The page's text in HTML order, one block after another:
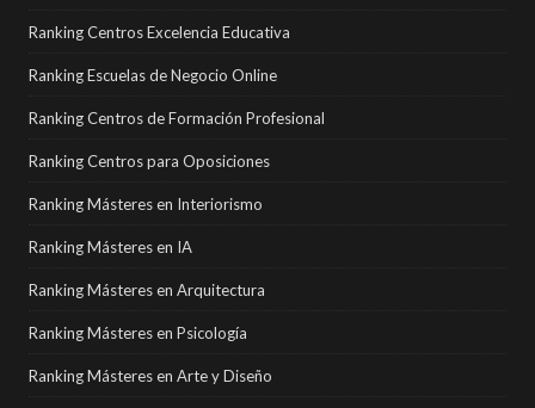
Ranking Centros Excelencia Educativa
Ranking Escuelas de Negocio Online
Ranking Centros de Formación Profesional
Ranking Centros para Oposiciones
Ranking Másteres en Interiorismo
Ranking Másteres en IA
Ranking Másteres en Arquitectura
Ranking Másteres en Psicología
Ranking Másteres en Arte y Diseño